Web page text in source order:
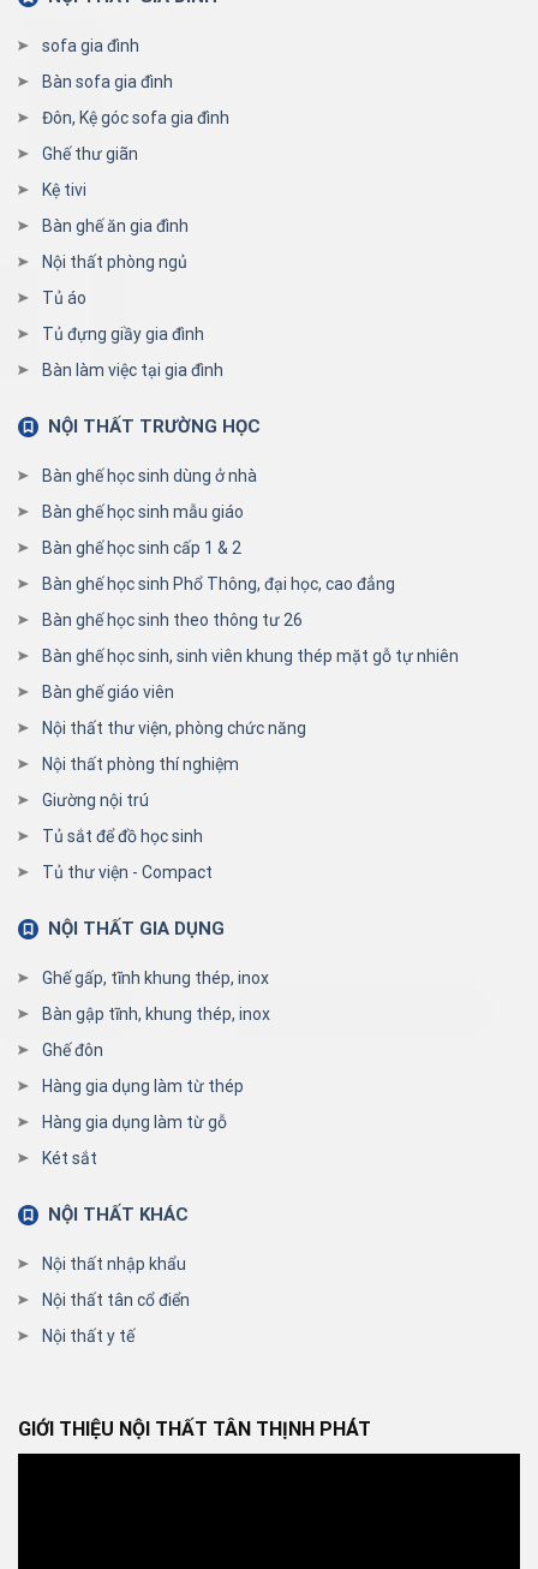
sofa gia đình
Bàn sofa gia đình
Đôn, Kệ góc sofa gia đình
Ghế thư giãn
Kệ tivi
Bàn ghế ăn gia đình
Nội thất phòng ngủ
Tủ áo
Tủ đựng giầy gia đình
Bàn làm việc tại gia đình
NỘI THẤT TRƯỜNG HỌC
Bàn ghế học sinh dùng ở nhà
Bàn ghế học sinh mẫu giáo
Bàn ghế học sinh cấp 1 & 2
Bàn ghế học sinh Phổ Thông, đại học, cao đẳng
Bàn ghế học sinh theo thông tư 26
Bàn ghế học sinh, sinh viên khung thép mặt gỗ tự nhiên
Bàn ghế giáo viên
Nội thất thư viện, phòng chức năng
Nội thất phòng thí nghiệm
Giường nội trú
Tủ sắt để đồ học sinh
Tủ thư viện - Compact
NỘI THẤT GIA DỤNG
Ghế gấp, tĩnh khung thép, inox
Bàn gập tĩnh, khung thép, inox
Ghế đôn
Hàng gia dụng làm từ thép
Hàng gia dụng làm từ gỗ
Két sắt
NỘI THẤT KHÁC
Nội thất nhập khẩu
Nội thất tân cổ điển
Nội thất y tế
GIỚI THIỆU NỘI THẤT TÂN THỊNH PHÁT